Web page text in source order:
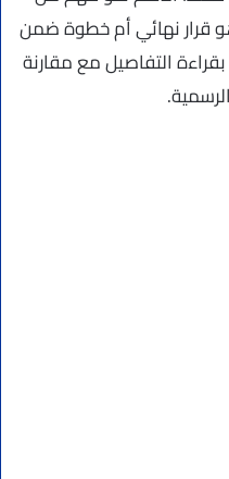
قرار نهائي أم خطوة ضمن
التفاصيل مع مقارنة